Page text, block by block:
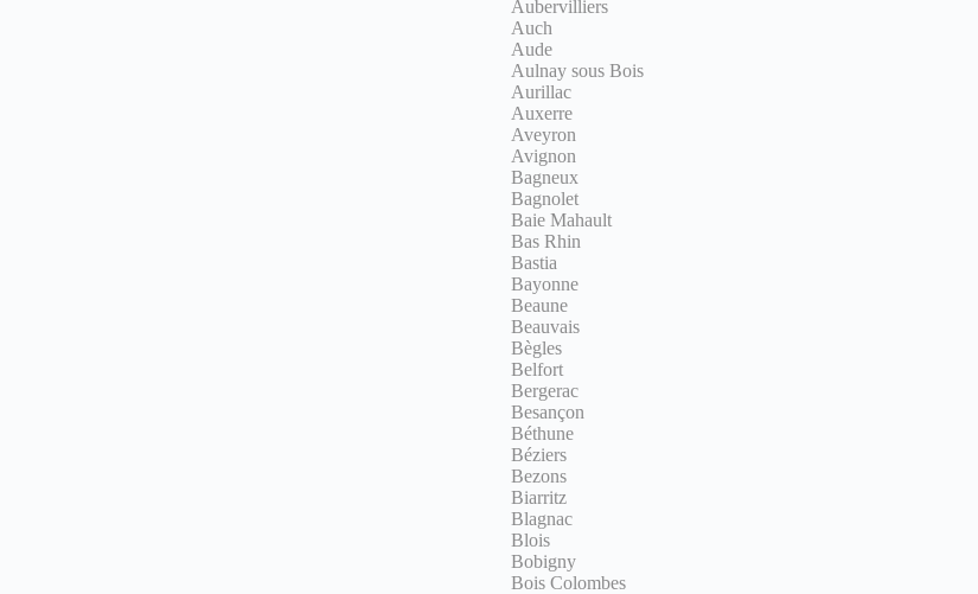
Aubervilliers
Auch
Aude
Aulnay sous Bois
Aurillac
Auxerre
Aveyron
Avignon
Bagneux
Bagnolet
Baie Mahault
Bas Rhin
Bastia
Bayonne
Beaune
Beauvais
Bègles
Belfort
Bergerac
Besançon
Béthune
Béziers
Bezons
Biarritz
Blagnac
Blois
Bobigny
Bois Colombes